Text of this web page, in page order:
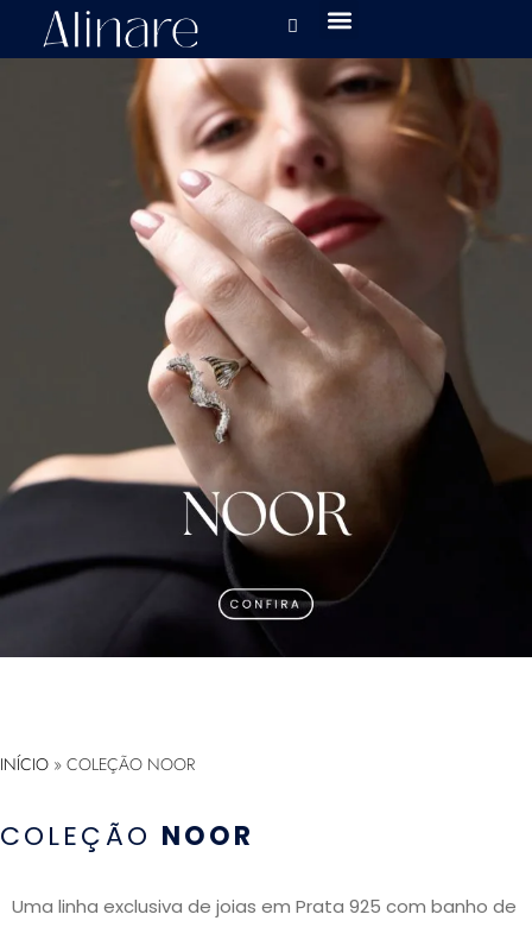
INÍCIO » COLEÇÃO NOOR
COLEÇÃO NOOR
Uma linha exclusiva de joias em Prata 925 com banho de